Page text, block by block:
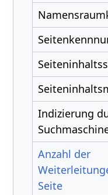
Indizierung
Anzahl der
Seite